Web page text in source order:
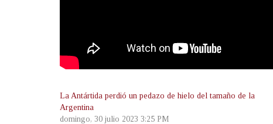
La Antártida perdió un pedazo de hielo del tamaño de la
Argentina
domingo, 30 julio 2023 3:25 PM